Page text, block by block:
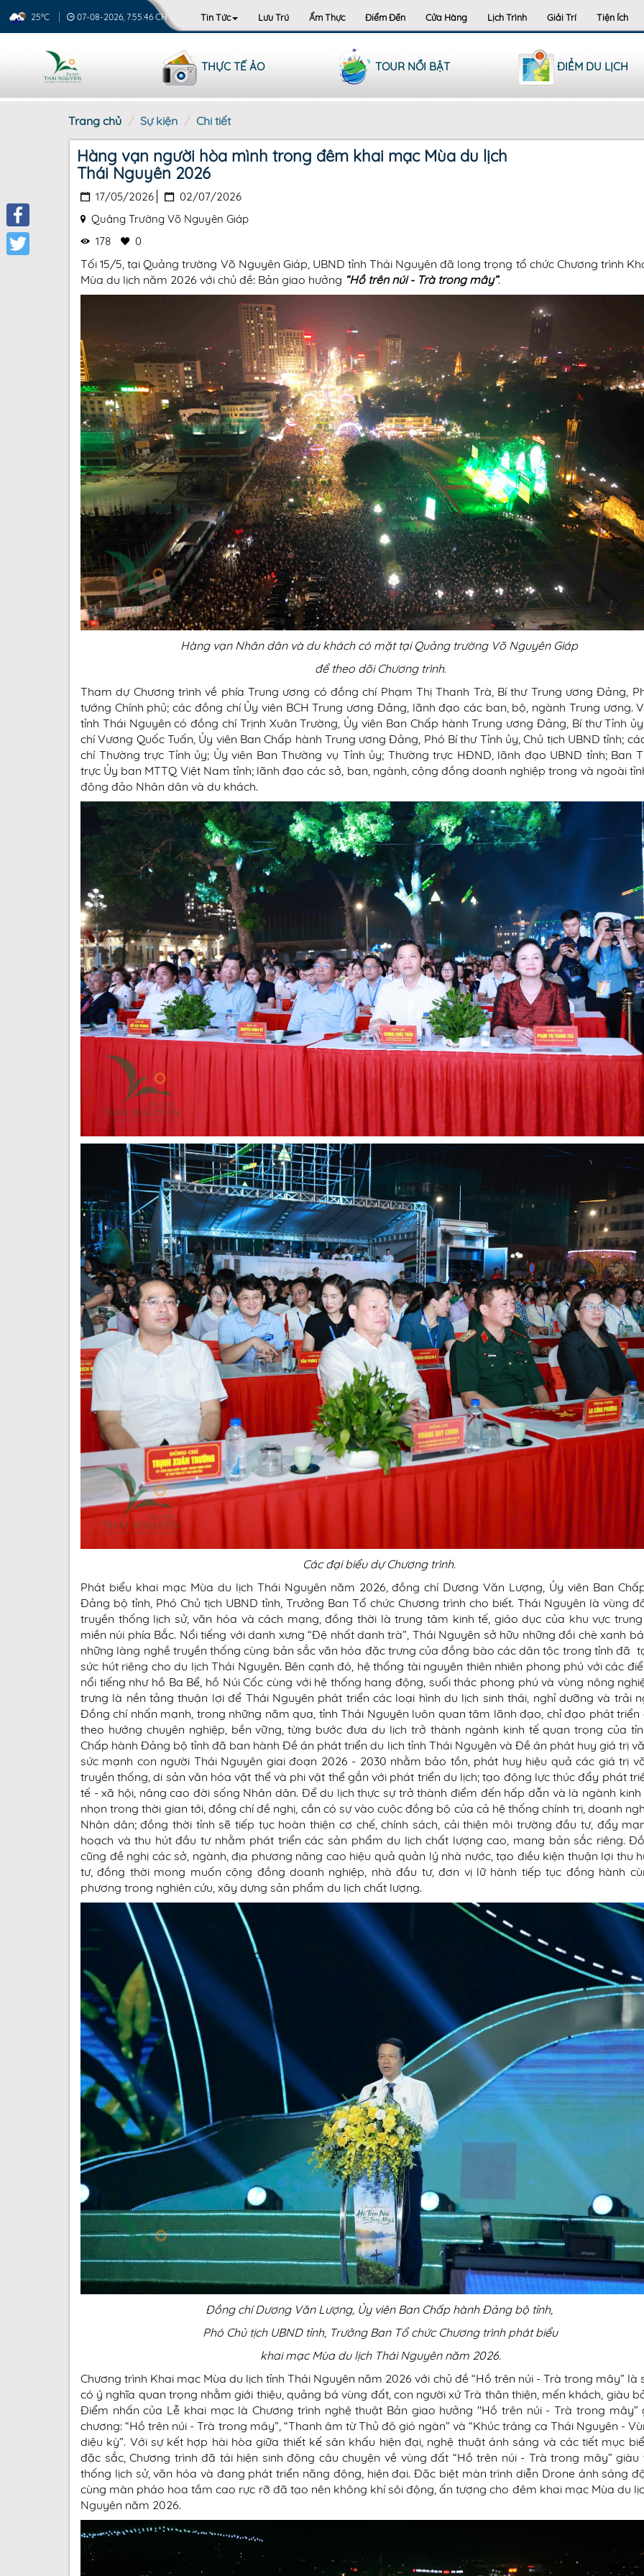
25°C 07-08-2026, 7:55:47 CH Tin Tức Lưu Trú Ẩm Thực Điểm Đến Cửa Hàng Lịch Trình Giải Trí Tiện Ích
THỰC TẾ ẢO TOUR NỔI BẬT ĐIỂM DU LỊCH
Facebook
Trang chủ Sự kiện Chi tiết
Hàng vạn người hòa mình trong đêm khai mạc Mùa du lịch
Thái Nguyên 2026
17/05/2026
02/07/2026
Quảng Trường Võ Nguyên Giáp
178
0
Tối 15/5, tại Quảng trường Võ Nguyên Giáp, UBND tỉnh Thái Nguyên đã long trọng tổ chức Chương trình
Mùa du lịch năm 2026 với chủ đề: Bản giao hưởng “Hồ trên núi - Trà trong mây”.
Hàng vạn Nhân dân và du khách có mặt tại Quảng trường Võ Nguyên Giáp
để theo dõi Chương trình.
Tham dự Chương trình về phía Trung ương có đồng chí Phạm Thị Thanh Trà, Bí thư Trung ương Đảng,
tướng Chính phủ; các đồng chí Ủy viên BCH Trung ương Đảng, lãnh đạo các ban, bộ, ngành Trung ương.
tỉnh Thái Nguyên có đồng chí Trịnh Xuân Trường, Ủy viên Ban Chấp hành Trung ương Đảng, Bí thư Tỉnh
chí Vương Quốc Tuấn, Ủy viên Ban Chấp hành Trung ương Đảng, Phó Bí thư Tỉnh ủy, Chủ tịch UBND tỉnh;
chí Thường trực Tỉnh ủy; Ủy viên Ban Thường vụ Tỉnh ủy; Thường trực HĐND, lãnh đạo UBND tỉnh; Ban
trực Ủy ban MTTQ Việt Nam tỉnh; lãnh đạo các sở, ban, ngành, cộng đồng doanh nghiệp trong và ngoài
đông đảo Nhân dân và du khách.
Các đại biểu dự Chương trình.
Phát biểu khai mạc Mùa du lịch Thái Nguyên năm 2026, đồng chí Dương Văn Lượng, Ủy viên Ban
Đảng bộ tỉnh, Phó Chủ tịch UBND tỉnh, Trưởng Ban Tổ chức Chương trình cho biết. Thái Nguyên là vùng
truyền thống lịch sử, văn hóa và cách mạng, đồng thời là trung tâm kinh tế, giáo dục của khu vực
miền núi phía Bắc. Nổi tiếng với danh xưng “Đệ nhất danh trà”, Thái Nguyên sở hữu những đồi chè xanh
những làng nghề truyền thống cùng bản sắc văn hóa đặc trưng của đồng bào các dân tộc trong tỉnh đã
sức hút riêng cho du lịch Thái Nguyên. Bên cạnh đó, hệ thống tài nguyên thiên nhiên phong phú với các
nổi tiếng như hồ Ba Bể, hồ Núi Cốc cùng với hệ thống hang động, suối thác phong phú và vùng nông
trưng là nền tảng thuận lợi để Thái Nguyên phát triển các loại hình du lịch sinh thái, nghỉ dưỡng và trải
Đồng chí nhấn mạnh, trong những năm qua, tỉnh Thái Nguyên luôn quan tâm lãnh đạo, chỉ đạo phát triển
theo hướng chuyên nghiệp, bền vững, từng bước đưa du lịch trở thành ngành kinh tế quan trọng của
Chấp hành Đảng bộ tỉnh đã ban hành Đề án phát triển du lịch tỉnh Thái Nguyên và Đề án phát huy giá trị
sức mạnh con người Thái Nguyên giai đoạn 2026 - 2030 nhằm bảo tồn, phát huy hiệu quả các giá trị
truyền thống, di sản văn hóa vật thể và phi vật thể gắn với phát triển du lịch; tạo động lực thúc đẩy phát
tế - xã hội, nâng cao đời sống Nhân dân. Để du lịch thực sự trở thành điểm đến hấp dẫn và là ngành kinh
nhọn trong thời gian tới, đồng chí đề nghị, cần có sự vào cuộc đồng bộ của cả hệ thống chính trị, doanh
Nhân dân; đồng thời tỉnh sẽ tiếp tục hoàn thiện cơ chế, chính sách, cải thiện môi trường đầu tư, đẩy
hoạch và thu hút đầu tư nhằm phát triển các sản phẩm du lịch chất lượng cao, mang bản sắc riêng.
cũng đề nghị các sở, ngành, địa phương nâng cao hiệu quả quản lý nhà nước, tạo điều kiện thuận lợi thu
tư, đồng thời mong muốn cộng đồng doanh nghiệp, nhà đầu tư, đơn vị lữ hành tiếp tục đồng hành
phương trong nghiên cứu, xây dựng sản phẩm du lịch chất lượng.
Đồng chí Dương Văn Lượng, Ủy viên Ban Chấp hành Đảng bộ tỉnh,
Phó Chủ tịch UBND tỉnh, Trưởng Ban Tổ chức Chương trình phát biểu
khai mạc Mùa du lịch Thái Nguyên năm 2026.
Chương trình Khai mạc Mùa du lịch tỉnh Thái Nguyên năm 2026 với chủ đề “Hồ trên núi - Trà trong mây” là
có ý nghĩa quan trọng nhằm giới thiệu, quảng bá vùng đất, con người xứ Trà thân thiện, mến khách, giàu
Điểm nhấn của Lễ khai mạc là Chương trình nghệ thuật Bản giao hưởng "Hồ trên núi - Trà trong mây”
chương: “Hồ trên núi - Trà trong mây”, “Thanh âm từ Thủ đô gió ngàn” và “Khúc tráng ca Thái Nguyên -
diệu kỳ”. Với sự kết hợp hài hòa giữa thiết kế sân khấu hiện đại, nghệ thuật ánh sáng và các tiết mục
đặc sắc, Chương trình đã tái hiện sinh động câu chuyện về vùng đất “Hồ trên núi - Trà trong mây” giàu
thống lịch sử, văn hóa và đang phát triển năng động, hiện đại. Đặc biệt màn trình diễn Drone ánh sáng
cùng màn pháo hoa tầm cao rực rỡ đã tạo nên không khí sôi động, ấn tượng cho đêm khai mạc Mùa du
Nguyên năm 2026.